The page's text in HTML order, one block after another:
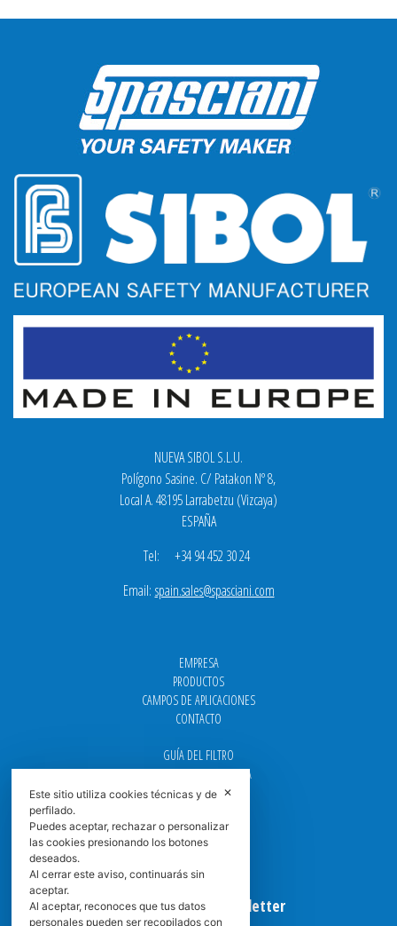
NUEVA SIBOL S.L.U.
Polígono Sasine. C/ Patakon Nº 8,
Local A. 48195 Larrabetzu (Vizcaya)
ESPAÑA
Tel: +34 94 452 30 24
Email: spain.sales@spasciani.com
EMPRESA
PRODUCTOS
CAMPOS DE APLICACIONES
CONTACTO
GUÍA DEL FILTRO
CENTROS DE ASISTENCIA
DOWNLOAD
FAQ
CARRERA
GRADUADAS
Suscribirse a la Newsletter
✕
Este sitio utiliza cookies técnicas y de
perfilado.
Puedes aceptar, rechazar o personalizar
las cookies presionando los botones
deseados.
Al cerrar este aviso, continuarás sin
aceptar.
Al aceptar, reconoces que tus datos
personales pueden ser recopilados con